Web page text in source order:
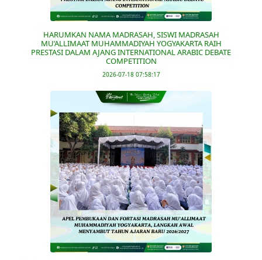
HARUMKAN NAMA MADRASAH, SISWI MADRASAH
MU’ALLIMAAT MUHAMMADIYAH YOGYAKARTA RAIH
PRESTASI DALAM AJANG INTERNATIONAL ARABIC DEBATE
COMPETITION
2026-07-18 07:58:17